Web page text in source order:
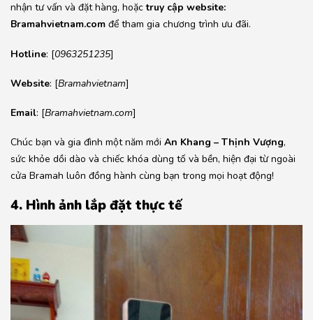
nhận tư vấn và đặt hàng, hoặctruy cập website:
Bramahvietnam.com để tham gia chương trình ưu đãi.
Hotline: [0963251235]
Website: [Bramahvietnam]
Email: [Bramahvietnam.com]
Chúc bạn và gia đình một năm mới An Khang – Thịnh Vượng,
sức khỏe dồi dào và chiếc khóa dùng tố và bền, hiện đại từ ngoài
cửa Bramah luôn đồng hành cùng bạn trong mọi hoạt động!
4. Hình ảnh lắp đặt thực tế